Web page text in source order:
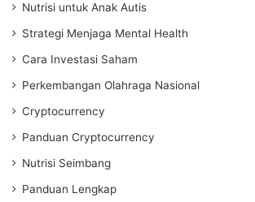
Nutrisi untuk Anak Autis
Strategi Menjaga Mental Health
Cara Investasi Saham
Perkembangan Olahraga Nasional
Cryptocurrency
Panduan Cryptocurrency
Nutrisi Seimbang
Panduan Lengkap